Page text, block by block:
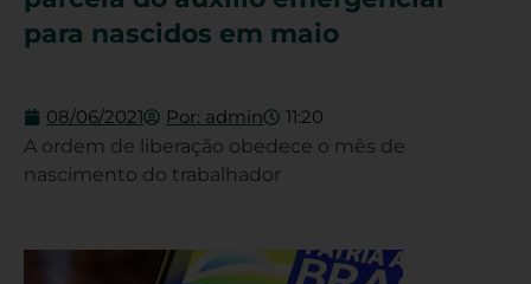
para nascidos em maio
08/06/2021 Por: admin 11:20
A ordem de liberação obedece o mês de
nascimento do trabalhador